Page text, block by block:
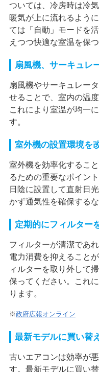
ついては、冷房時は冷
暖気が上に流れるよう
ては「自動」モードを
えつつ快適な室温を保
扇風機、サーキュレ
扇風機やサーキュレー
せることで、室内の温
これにより室温が均一
す。
室外機の設置環境を
室外機を効率化するこ
るための重要なポイン
日陰に設置して直射日
かず通気性を確保するな
定期的にフィルター
フィルターが清潔であ
電力消費を抑えること
ィルターを取り外して
保ってください。これ
ります。
※政府広報オンライン
最新モデルに買い替
古いエアコンは効率が
す。最新モデルに買い